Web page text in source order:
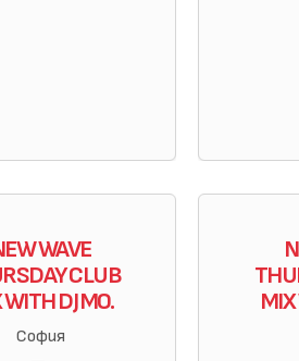
WAVE
CLUB
DJ MO.
София
MIX